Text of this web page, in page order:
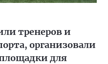
тренеров и
организовали
для